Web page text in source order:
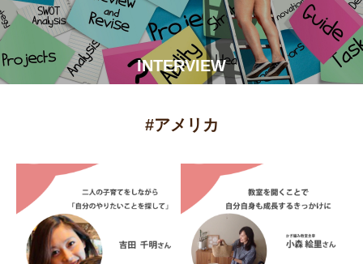
INTERVIEW
#アメリカ